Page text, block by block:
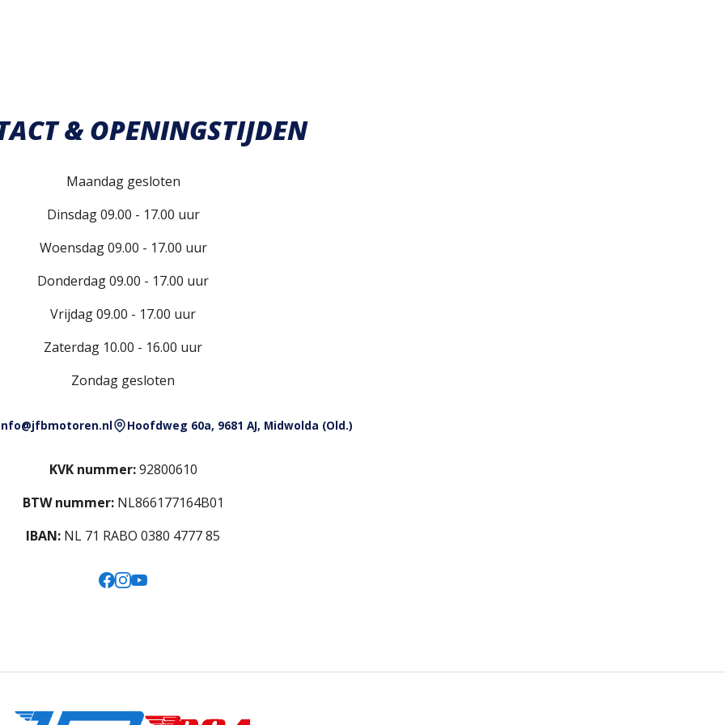
& OPENINGSTIJDEN
Maandag gesloten
Dinsdag 09.00 - 17.00 uur
Woensdag 09.00 - 17.00 uur
Donderdag 09.00 - 17.00 uur
Vrijdag 09.00 - 17.00 uur
Zaterdag 10.00 - 16.00 uur
Zondag gesloten
Hoofdweg 60a, 9681 AJ, Midwolda (Old.)
KVK nummer:92800610
BTW nummer:NL866177164B01
IBAN: NL 71 RABO 0380 4777 85